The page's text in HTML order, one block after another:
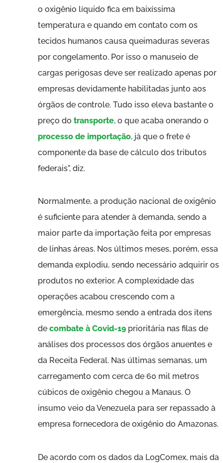
o oxigênio líquido fica em baixíssima
temperatura e quando em contato com os
tecidos humanos causa queimaduras severas
por congelamento. Por isso o manuseio de
cargas perigosas deve ser realizado apenas por
empresas devidamente habilitadas junto aos
órgãos de controle. Tudo isso eleva bastante o
preço do transporte, o que acaba onerando o
processo de importação, já que o frete é
componente da base de cálculo dos tributos
federais”, diz.
Normalmente, a produção nacional de oxigênio
é suficiente para atender à demanda, sendo a
maior parte da importação feita por empresas
de linhas áreas. Nos últimos meses, porém, essa
demanda explodiu, sendo necessário adquirir os
produtos no exterior. A complexidade das
operações acabou crescendo com a
emergência, mesmo sendo a entrada dos itens
de combate à Covid-19prioritária nas filas de
análises dos processos dos órgãos anuentes e
da Receita Federal. Nas últimas semanas, um
carregamento com cerca de 60 mil metros
cúbicos de oxigênio chegou a Manaus. O
insumo veio da Venezuela para ser repassado à
empresa fornecedora de oxigênio do Amazonas.
De acordo com os dados da LogComex, mais da